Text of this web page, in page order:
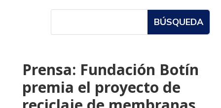
Prensa: Fundación Botín
premia el proyecto de